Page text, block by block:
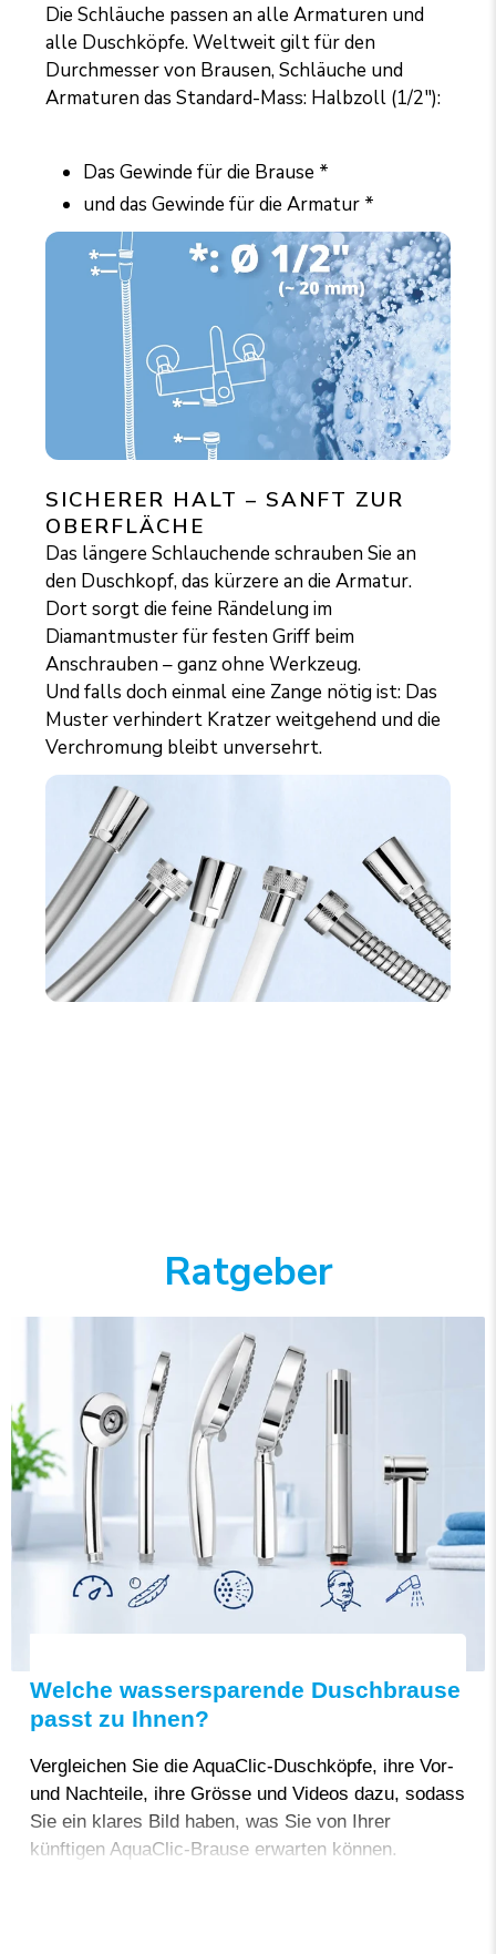
Die Schläuche passen an alle Armaturen und
alle Duschköpfe. Weltweit gilt für den
Durchmesser von Brausen, Schläuche und
Armaturen das Standard-Mass: Halbzoll (1/2"):
Das Gewinde für die Brause *
und das Gewinde für die Armatur *
SICHERER HALT – SANFT ZUR
OBERFLÄCHE
Das längere Schlauchende schrauben Sie an
den Duschkopf, das kürzere an die Armatur.
Dort sorgt die feine Rändelung im
Diamantmuster für festen Griff beim
Anschrauben – ganz ohne Werkzeug.
Und falls doch einmal eine Zange nötig ist: Das
Muster verhindert Kratzer weitgehend und die
Verchromung bleibt unversehrt.
Ratgeber
Welche wassersparende Duschbrause
passt zu Ihnen?
Vergleichen Sie die AquaClic-Duschköpfe, ihre Vor-
und Nachteile, ihre Grösse und Videos dazu, sodass
Sie ein klares Bild haben, was Sie von Ihrer
künftigen AquaClic-Brause erwarten können.